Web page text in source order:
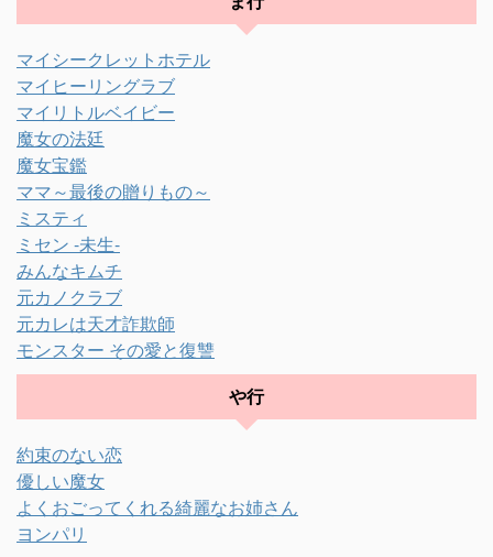
マイシークレットホテル
マイヒーリングラブ
マイリトルベイビー
魔女の法廷
魔女宝鑑
ママ～最後の贈りもの～
ミスティ
ミセン -未生-
みんなキムチ
元カノクラブ
元カレは天才詐欺師
モンスター その愛と復讐
や行
約束のない恋
優しい魔女
よくおごってくれる綺麗なお姉さん
ヨンパリ